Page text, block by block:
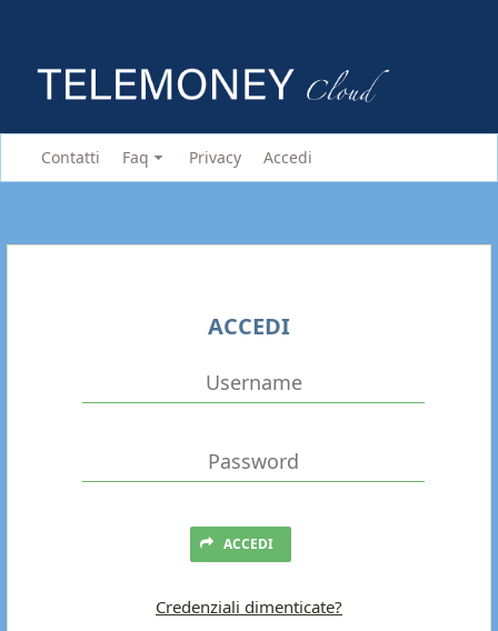
Contatti Faq Privacy Accedi
ACCEDI
ACCEDI
Credenziali dimenticate?